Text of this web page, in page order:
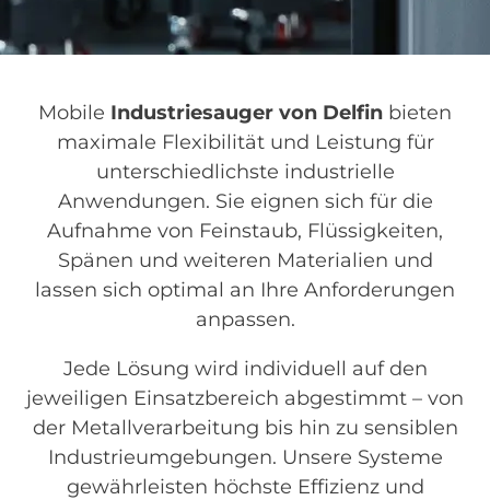
Mobile Industriesauger von Delfin bieten
maximale Flexibilität und Leistung für
unterschiedlichste industrielle
Anwendungen. Sie eignen sich für die
Aufnahme von Feinstaub, Flüssigkeiten,
Spänen und weiteren Materialien und
lassen sich optimal an Ihre Anforderungen
anpassen.
Jede Lösung wird individuell auf den
jeweiligen Einsatzbereich abgestimmt – von
der Metallverarbeitung bis hin zu sensiblen
Industrieumgebungen. Unsere Systeme
gewährleisten höchste Effizienz und